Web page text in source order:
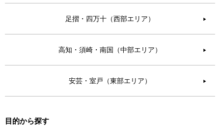
足摺・四万十（西部エリア） ▶︎
高知・須崎・南国（中部エリア） ▶︎
安芸・室戸（東部エリア） ▶︎
目的から探す